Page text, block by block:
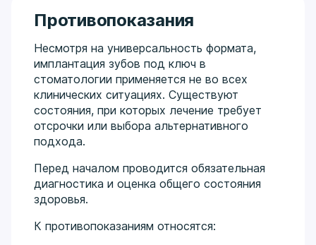
Противопоказания
Несмотря на универсальность формата,
имплантация зубов под ключ в
стоматологии применяется не во всех
клинических ситуациях. Существуют
состояния, при которых лечение требует
отсрочки или выбора альтернативного
подхода.
Перед началом проводится обязательная
диагностика и оценка общего состояния
здоровья.
К противопоказаниям относятся: